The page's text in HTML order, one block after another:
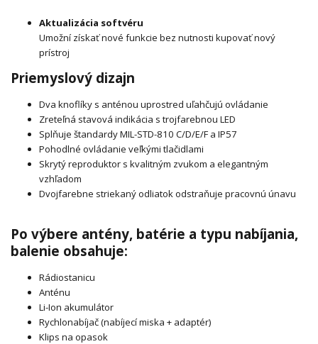
Aktualizácia softvéru
Umožní získať nové funkcie bez nutnosti kupovať nový
prístroj
Priemyslový dizajn
Dva knoflíky s anténou uprostred uľahčujú ovládanie
Zreteľná stavová indikácia s trojfarebnou LED
Splňuje štandardy MIL-STD-810 C/D/E/F a IP57
Pohodlné ovládanie veľkými tlačidlami
Skrytý reproduktor s kvalitným zvukom a elegantným
vzhľadom
Dvojfarebne striekaný odliatok odstraňuje pracovnú únavu
Po výbere antény, batérie a typu nabíjania,
balenie obsahuje:
Rádiostanicu
Anténu
Li-Ion akumulátor
Rychlonabíjač (nabíjecí miska + adaptér)
Klips na opasok